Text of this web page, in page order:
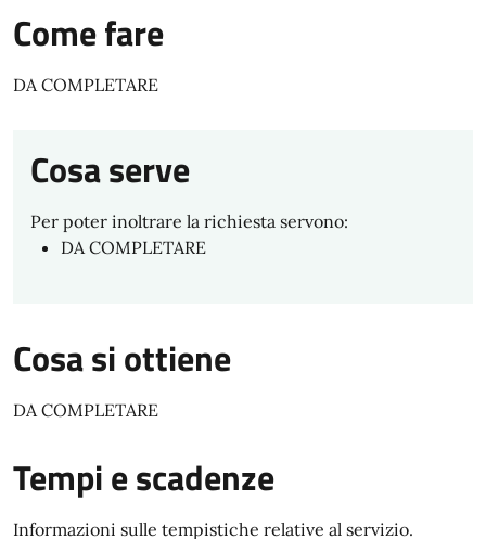
Come fare
DA COMPLETARE
Cosa serve
Per poter inoltrare la richiesta servono:
DA COMPLETARE
Cosa si ottiene
DA COMPLETARE
Tempi e scadenze
Informazioni sulle tempistiche relative al servizio.